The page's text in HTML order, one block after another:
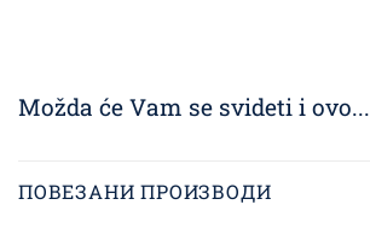
Možda će Vam se svideti i ovo...
ПОВЕЗАНИ ПРОИЗВОДИ